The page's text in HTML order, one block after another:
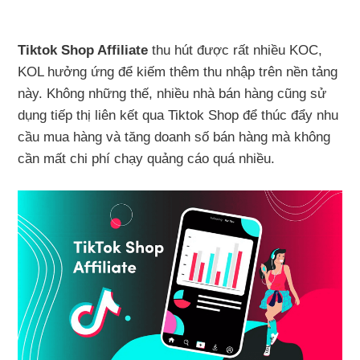
Tiktok Shop Affiliate thu hút được rất nhiều KOC,
KOL hưởng ứng để kiếm thêm thu nhập trên nền tảng
này. Không những thế, nhiều nhà bán hàng cũng sử
dụng tiếp thị liên kết qua Tiktok Shop để thúc đẩy nhu
cầu mua hàng và tăng doanh số bán hàng mà không
cần mất chi phí chạy quảng cáo quá nhiều.